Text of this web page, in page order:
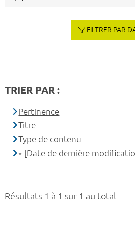
Résultats 1 à 1 sur 1 au total
FILTRER PAR
TRIER PAR :
Pertinence
Titre
Type de contenu
[Date de dernière